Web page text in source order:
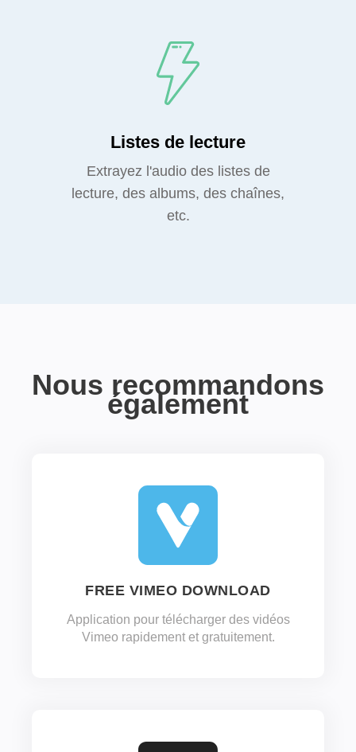
Listes de lecture
Extrayez l'audio des listes de
lecture, des albums, des chaînes,
etc.
Nous recommandons
également
FREE VIMEO DOWNLOAD
Application pour télécharger des vidéos
Vimeo rapidement et gratuitement.